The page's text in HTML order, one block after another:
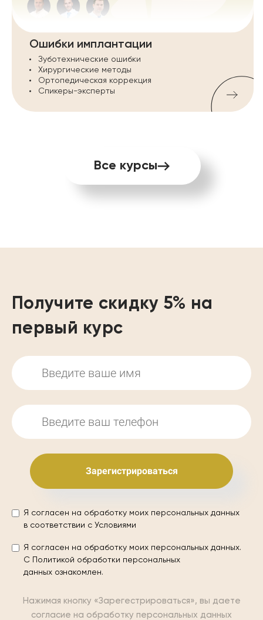
Анализ ТРГ, часть I и
часть II
ТРГ и анатомические ориентиры,
Ошибки имплантации
Зуботехнические ошибки
Хирургические методы
Ортопедическая коррекция
Спикеры-эксперты
Все курсы
Получите скидку 5% на
первый курс
Зарегистрироваться
Я согласен на обработку моих персональных данных
в соответствии с Условиями
Я согласен на обработку моих персональных данных.
С
Политикой обработки персональных
данных ознакомлен.
Нажимая кнопку «Зарегестрироваться», вы даете
согласие на обработку персональных данных